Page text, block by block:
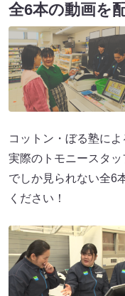
全6本の動画を
コットン・ぼる塾に
実際のトモニースタ
でしか見られない全6
ください！